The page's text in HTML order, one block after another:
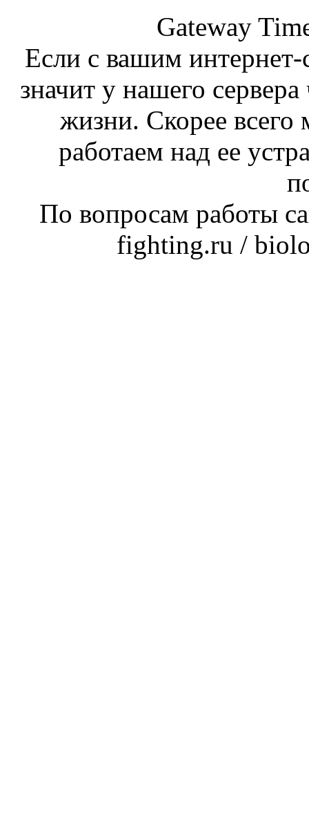
Gateway
Если с вашим интернет-
значит у нашего
жизни. Скорее
работаем над ее
По вопросам работы
fighting.ru /